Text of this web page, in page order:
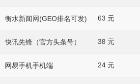
衡水新闻网(GEO排名可发) 63 元
快讯先锋（官方头条号） 38 元
网易手机手机端 24 元